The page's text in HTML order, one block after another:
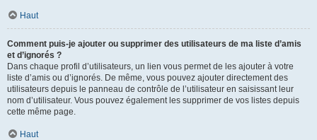
Haut
Comment puis-je ajouter ou supprimer des utilisateurs de ma liste d’amis
et d’ignorés ?
Dans chaque profil d’utilisateurs, un lien vous permet de les ajouter à votre
liste d’amis ou d’ignorés. De même, vous pouvez ajouter directement des
utilisateurs depuis le panneau de contrôle de l’utilisateur en saisissant leur
nom d’utilisateur. Vous pouvez également les supprimer de vos listes depuis
cette même page.
Haut